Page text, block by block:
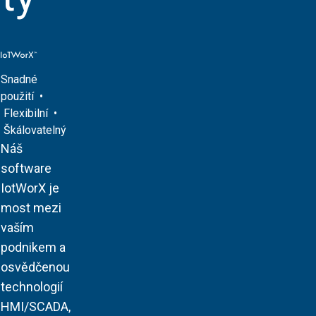
Snadné
použití •
Flexibilní •
Škálovatelný
Náš
software
IotWorX je
most mezi
vaším
podnikem a
osvědčenou
technologií
HMI/SCADA,